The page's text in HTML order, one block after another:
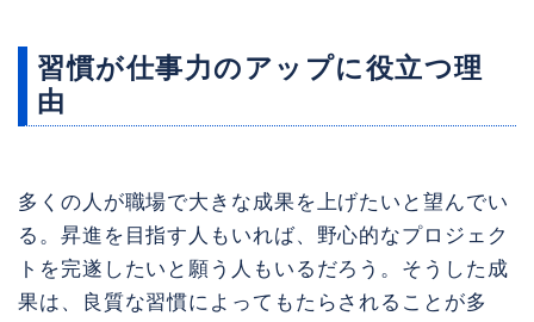
習慣が仕事力のアップに役立つ理
由
多くの人が職場で大きな成果を上げたいと望んでい
る。昇進を目指す人もいれば、野心的なプロジェク
トを完遂したいと願う人もいるだろう。そうした成
果は、良質な習慣によってもたらされることが多